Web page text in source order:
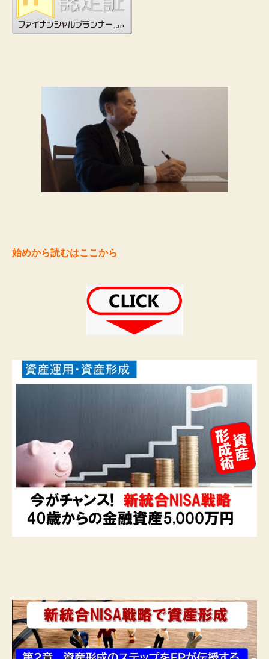
始めから読むはここから